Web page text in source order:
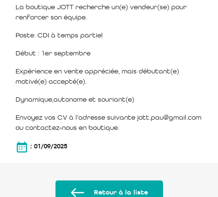
La boutique JOTT recherche un(e) vendeur(se) pour
renforcer son équipe.
Poste: CDI à temps partiel
Début : 1er septembre
Expérience en vente appréciée, mais débutant(e)
motivé(e) accepté(e).
Dynamique,autonome et souriant(e)
Envoyez vos CV à l’adresse suivante jott.pau@gmail.com
ou contactez-nous en boutique.
: 01/09/2025
Retour à la liste